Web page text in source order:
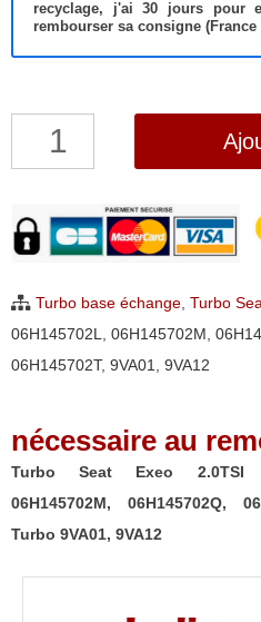
recyclage, j'ai 30 jours pour
rembourser sa consigne
quantité
Seat
Exeo
06H145702G,
06H145702L,
06H145702M,
06H145702S,
06H145702T,
IHI
Turbo
Turbo base échange Turbo
06H145702L
06H145702M
06H145702T, 9VA01 9VA12
nécessaire au
Turbo Seat Exeo 2.0TSI
06H145702M, 06H145702Q,
Turbo 9VA01, 9VA12